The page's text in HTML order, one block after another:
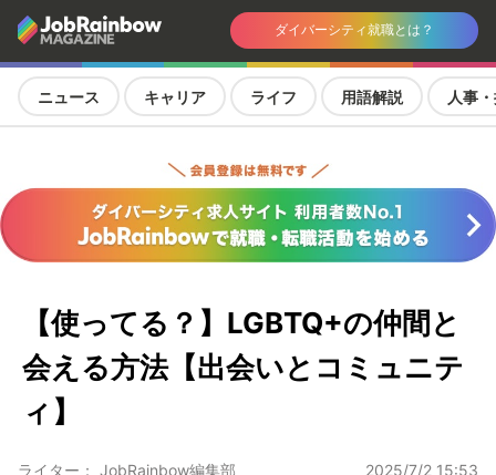
ダイバーシティ就職とは？
ニュース キャリア ライフ 用語解説 人事
【使ってる？】LGBTQ+の仲間と
会える方法【出会いとコミュニテ
ィ】
ライター： JobRainbow編集部 2025/7/2 15:53